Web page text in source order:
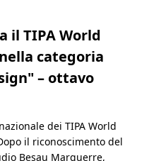
il TIPA World
categoria
– ottavo
dei TIPA World
il riconoscimento del
Besau Marguerre,